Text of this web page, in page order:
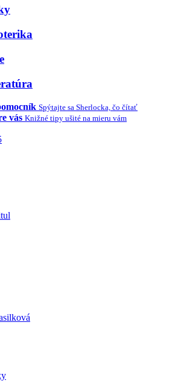
Spýtajte sa Sherlocka, čo čítať
vás Knižné tipy ušité na mieru vám